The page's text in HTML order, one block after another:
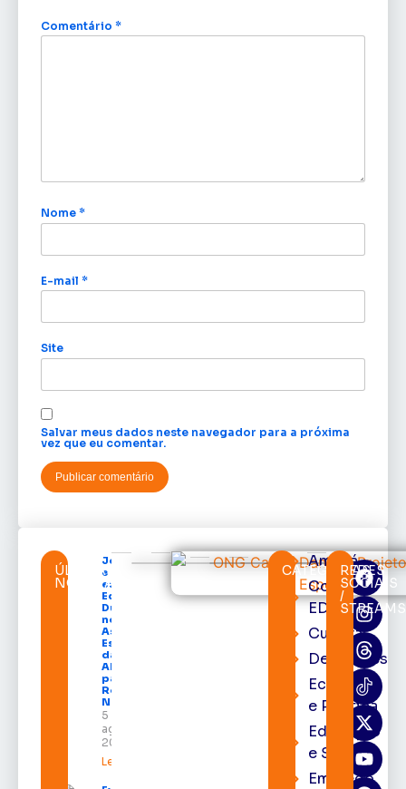
Comentário *
Nome *
E-mail *
Site
Salvar meus dados neste navegador para a próxima
vez que eu comentar.
ÚLTIMAS
NOTÍCIAS
Jornalista
e cronista
esportivo
Edinho
Duarte é
nomeado
Assessor
Especial
da
ABRACE
para a
Região
Norte
5 de
agosto de
2026
Leia mais »
CATEGORIAS
Amapá
Cortes
EDcast
Cultura
Destaques
Economia
e Política
Educação
e Saúde
Emprego
REDES
SOCIAIS
/
STREAMS